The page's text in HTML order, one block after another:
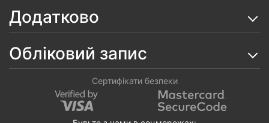
Скло 6D ESD Crown на Samsung Galaxy A34
Чохол Silicone Case на Samsung Galaxy A34
Чохол книжка Fibra на Samsung Galaxy A34
Чохол Wave на Samsung Galaxy A34
Додатково
Обліковий запис
Сертифікати безпеки